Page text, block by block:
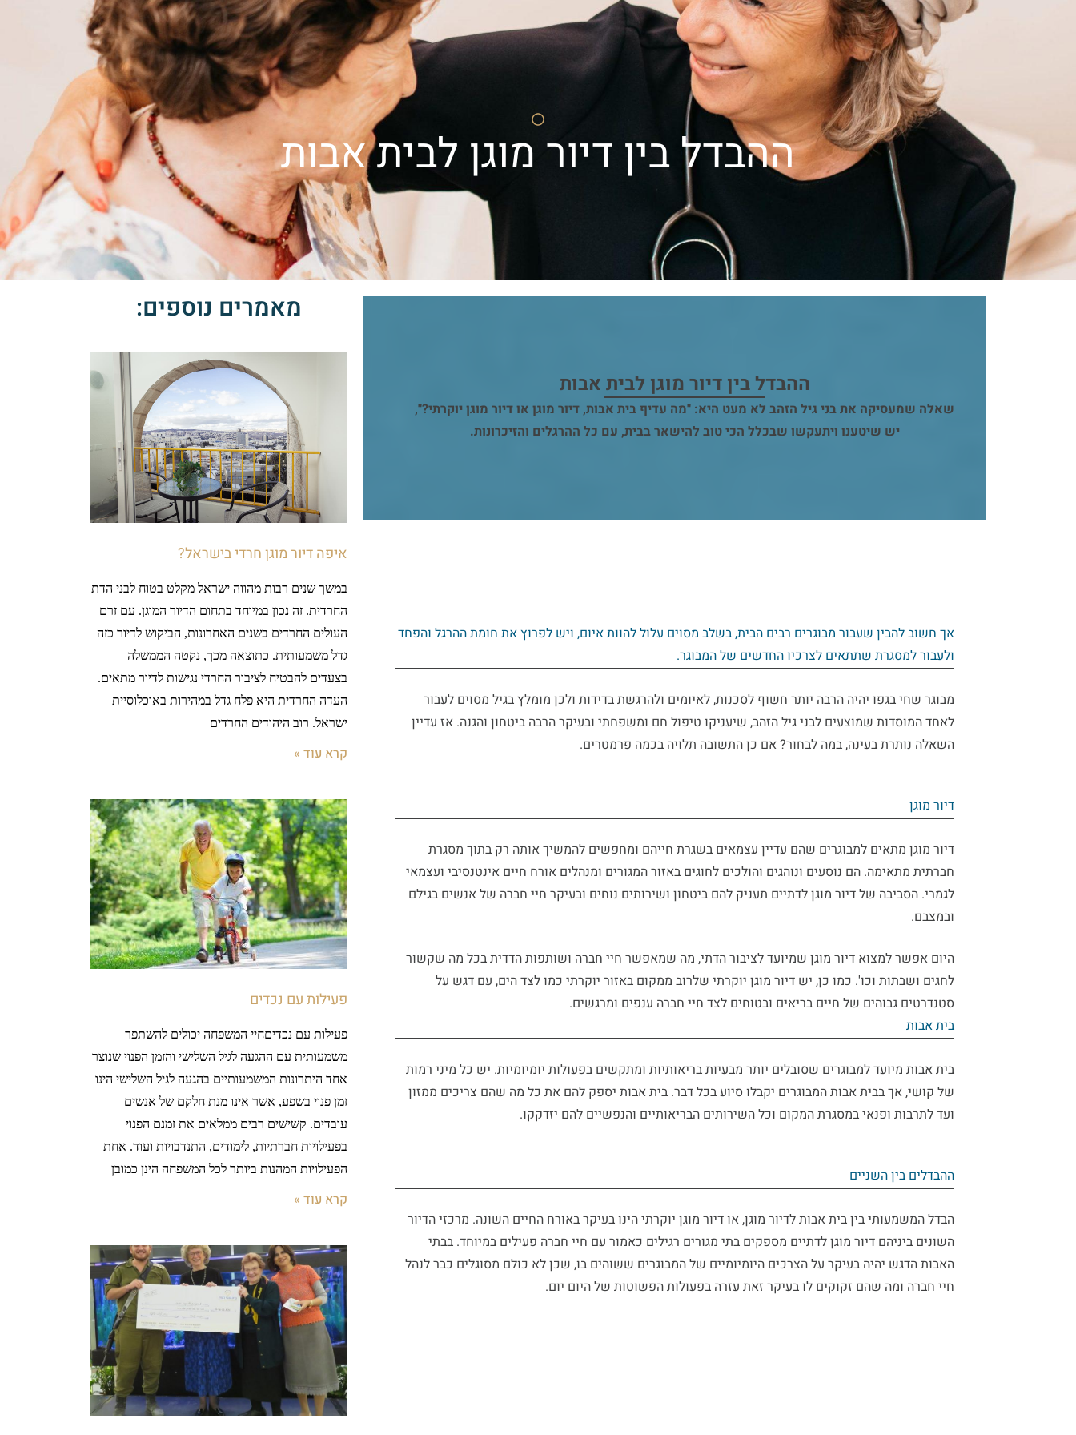
אודותינו הדירות פעילויות בבית טובי העיר מרכז החלמה מרכז נהורא מרכז העשרה צור קשר English צרו קשר
ההבדל בין דיור מוגן לבית אבות
ההבדל בין דיור מוגן לבית אבות
שאלה שמעסיקה את בני גיל הזהב לא מעט היא: "מה עדיף בית אבות, דיור מוגן או דיור מוגן יוקרתי?",
יש שיטענו ויתעקשו שבכלל הכי טוב להישאר בבית, עם כל ההרגלים והזיכרונות.
אך חשוב להבין שעבור מבוגרים רבים הבית, בשלב מסוים עלול להוות איום, ויש לפרוץ את חומת ההרגל והפחד
ולעבור למסגרת שתתאים לצרכיו החדשים של המבוגר.
מבוגר שחי בגפו יהיה הרבה יותר חשוף לסכנות, לאיומים ולהרגשת בדידות ולכן מומלץ בגיל מסוים לעבור
לאחד המוסדות שמוצעים לבני גיל הזהב, שיעניקו טיפול חם ומשפחתי ובעיקר הרבה ביטחון והגנה. אז עדיין
השאלה נותרת בעינה, במה לבחור? אם כן התשובה תלויה בכמה פרמטרים.
דיור מוגן
דיור מוגן מתאים למבוגרים שהם עדיין עצמאים בשגרת חייהם ומחפשים להמשיך אותה רק בתוך מסגרת
חברתית מתאימה. הם נוסעים ונוהגים והולכים לחוגים באזור המגורים ומנהלים אורח חיים אינטנסיבי ועצמאי
לגמרי. הסביבה שלדיור מוגן לדתיים תעניק להם ביטחון ושירותים נוחים ובעיקר חיי חברה של אנשים בגילם
ובמצבם.
היום אפשר למצוא דיור מוגן שמיועד לציבור הדתי, מה שמאפשר חיי חברה ושותפות הדדית בכל מה שקשור
לחגים ושבתות וכו'. כמו כן, יש דיור מוגן יוקרתי שלרוב ממקום באזור יוקרתי כמו לצד הים, עם דגש על
סטנדרטים גבוהים של חיים בריאים ובטוחים לצד חיי חברה ענפים ומרגשים.
בית אבות
בית אבות מיועד למבוגרים שסובלים יותר מבעיות בריאותיות ומתקשים בפעולות יומיומיות. יש כל מיני רמות
של קושי, אך בבית אבות המבוגרים יקבלו סיוע בכל דבר. בית אבות יספק להם את כל מה שהם צריכים ממזון
ועד לתרבות ופנאי במסגרת המקום וכל השירותים הבריאותיים והנפשיים להם יזדקקו.
ההבדלים בין השניים
הבדל המשמעותי בין בית אבות לדיור מוגן, או דיור מוגן יוקרתי הינו בעיקר באורח החיים השונה. מרכזי הדיור
השונים ביניהם דיור מוגן לדתיים מספקים בתי מגורים רגילים כאמור עם חיי חברה פעילים במיוחד. בבתי
האבות הדגש יהיה בעיקר על הצרכים היומיומיים של המבוגרים ששוהים בו, שכן לא כולם מסוגלים כבר לנהל
חיי חברה ומה שהם זקוקים לו בעיקר זאת עזרה בפעולות הפשוטות של היום יום.
מאמרים נוספים:
איפה דיור מוגן חרדי בישראל?
במשך שנים רבות מהווה ישראל מקלט בטוח לבני הדת
החרדית. זה נכון במיוחד בתחום הדיור המוגן. עם זרם
העולים החרדים בשנים האחרונות, הביקוש לדיור כזה
גדל משמעותית. כתוצאה מכך, נקטה הממשלה
בצעדים להבטיח לציבור החרדי נגישות לדיור מתאים.
העדה החרדית היא פלח גדל במהירות באוכלוסיית
ישראל. רוב היהודים החרדים
קרא עוד »
פעילות עם נכדים
פעילות עם נכדיםחיי המשפחה יכולים להשתפר
משמעותית עם ההגעה לגיל השלישי והזמן הפנוי שנוצר
אחד היתרונות המשמעותיים בהגעה לגיל השלישי הינו
זמן פנוי בשפע, אשר אינו מנת חלקם של אנשים
עובדים. קשישים רבים ממלאים את זמנם הפנוי
בפעילויות חברתיות, לימודים, התנדבויות ועוד. אחת
הפעילויות המהנות ביותר לכל המשפחה הינן כמובן
קרא עוד »